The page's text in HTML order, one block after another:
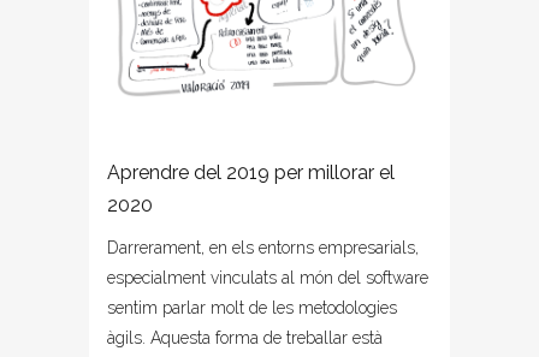
Aprendre del 2019 per millorar el
2020
Darrerament, en els entorns empresarials,
especialment vinculats al món del software
sentim parlar molt de les metodologies
àgils. Aquesta forma de treballar està